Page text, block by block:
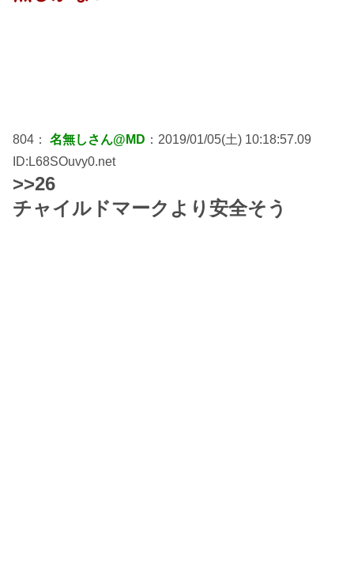
804： 名無しさん@MD ：2019/01/05(土) 10:18:57.09
ID:L68SOuvy0.net
>>26
チャイルドマークより安全そう